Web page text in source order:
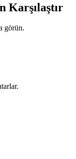
Karşılaştır
görün.